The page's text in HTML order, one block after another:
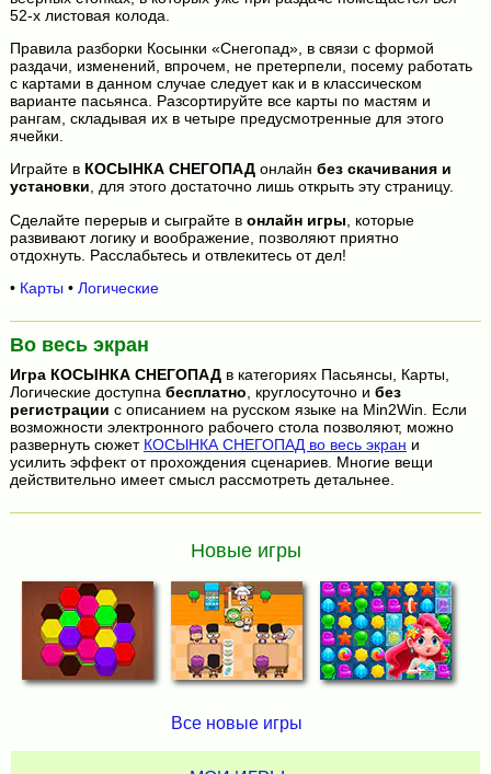
52-х листовая колода.
Правила разборки Косынки «Снегопад», в связи с формой
раздачи, изменений, впрочем, не претерпели, посему работать
с картами в данном случае следует как и в классическом
варианте пасьянса. Разсортируйте все карты по мастям и
рангам, складывая их в четыре предусмотренные для этого
ячейки.
Играйте в КОСЫНКА СНЕГОПАДонлайн без скачивания и
установки, для этого достаточно лишь открыть эту страницу.
Сделайте перерыв и сыграйте в онлайн игры , которые
развивают логику и воображение, позволяют приятно
отдохнуть. Расслабьтесь и отвлекитесь от дел!
• Карты • Логические
Во весь экран
Игра КОСЫНКА СНЕГОПАДв категориях Пасьянсы, Карты,
Логические доступна бесплатно, круглосуточно и без
регистрации с описанием на русском языке на Min2Win. Если
возможности электронного рабочего стола позволяют, можно
развернуть сюжет КОСЫНКА СНЕГОПАД во весь экран и
усилить эффект от прохождения сценариев. Многие вещи
действительно имеет смысл рассмотреть детальнее.
Новые игры
Все новые игры